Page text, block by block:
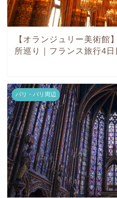
【オランジュリー美術館
所巡り｜フランス旅行4日
パリ・パリ周辺